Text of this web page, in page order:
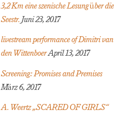
3,2 Km eine szenische Lesung über die
Seestr. Juni 23, 2017
livestream performance of Dimitri van
den WittenboerApril 13, 2017
Screening: Promises and Premises
März 6, 2017
A. Weertz „SCARED OF GIRLS“